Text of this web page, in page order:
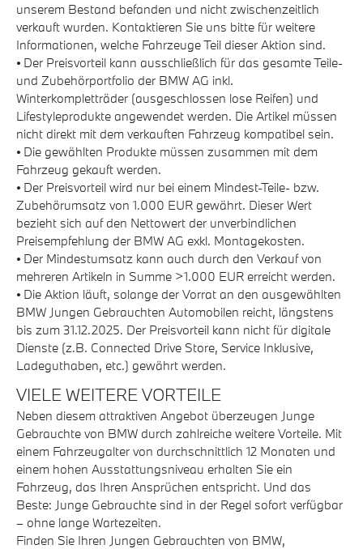
unserem Bestand befanden und nicht zwischenzeitlich
verkauft wurden. Kontaktieren Sie uns bitte für weitere
Informationen, welche Fahrzeuge Teil dieser Aktion sind.
⦁ Der Preisvorteil kann ausschließlich für das gesamte Teile-
und Zubehörportfolio der BMW AG inkl.
Winterkompletträder (ausgeschlossen lose Reifen) und
Lifestyleprodukte angewendet werden. Die Artikel müssen
nicht direkt mit dem verkauften Fahrzeug kompatibel sein.
⦁ Die gewählten Produkte müssen zusammen mit dem
Fahrzeug gekauft werden.
⦁ Der Preisvorteil wird nur bei einem Mindest-Teile- bzw.
Zubehörumsatz von 1.000 EUR gewährt. Dieser Wert
bezieht sich auf den Nettowert der unverbindlichen
Preisempfehlung der BMW AG exkl. Montagekosten.
⦁ Der Mindestumsatz kann auch durch den Verkauf von
mehreren Artikeln in Summe >1.000 EUR erreicht werden.
⦁ Die Aktion läuft, solange der Vorrat an den ausgewählten
BMW Jungen Gebrauchten Automobilen reicht, längstens
bis zum 31.12.2025. Der Preisvorteil kann nicht für digitale
Dienste (z.B. Connected Drive Store, Service Inklusive,
Ladeguthaben, etc.) gewährt werden.
VIELE WEITERE VORTEILE
Neben diesem attraktiven Angebot überzeugen Junge
Gebrauchte von BMW durch zahlreiche weitere Vorteile. Mit
einem Fahrzeugalter von durchschnittlich 12 Monaten und
einem hohen Ausstattungsniveau erhalten Sie ein
Fahrzeug, das Ihren Ansprüchen entspricht. Und das
Beste: Junge Gebrauchte sind in der Regel sofort verfügbar
– ohne lange Wartezeiten.
Finden Sie Ihren Jungen Gebrauchten von BMW,